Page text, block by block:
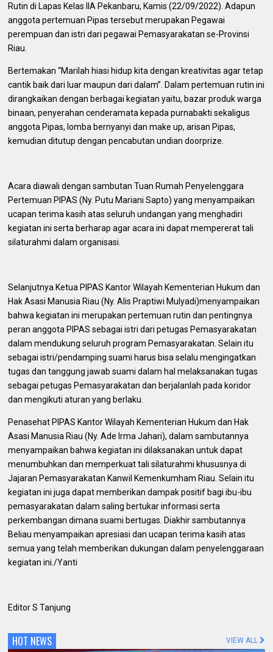
Rutin di Lapas Kelas IIA Pekanbaru, Kamis (22/09/2022). Adapun
anggota pertemuan Pipas tersebut merupakan Pegawai
perempuan dan istri dari pegawai Pemasyarakatan se-Provinsi
Riau.
Bertemakan “Marilah hiasi hidup kita dengan kreativitas agar tetap
cantik baik dari luar maupun dari dalam”. Dalam pertemuan rutin ini
dirangkaikan dengan berbagai kegiatan yaitu, bazar produk warga
binaan, penyerahan cenderamata kepada purnabakti sekaligus
anggota Pipas, lomba bernyanyi dan make up, arisan Pipas,
kemudian ditutup dengan pencabutan undian doorprize.
Acara diawali dengan sambutan Tuan Rumah Penyelenggara
Pertemuan PIPAS (Ny. Putu Mariani Sapto) yang menyampaikan
ucapan terima kasih atas seluruh undangan yang menghadiri
kegiatan ini serta berharap agar acara ini dapat mempererat tali
silaturahmi dalam organisasi.
Selanjutnya Ketua PIPAS Kantor Wilayah Kementerian Hukum dan
Hak Asasi Manusia Riau (Ny. Alis Praptiwi Mulyadi)menyampaikan
bahwa kegiatan ini merupakan pertemuan rutin dan pentingnya
peran anggota PIPAS sebagai istri dari petugas Pemasyarakatan
dalam mendukung seluruh program Pemasyarakatan. Selain itu
sebagai istri/pendamping suami harus bisa selalu mengingatkan
tugas dan tanggung jawab suami dalam hal melaksanakan tugas
sebagai petugas Pemasyarakatan dan berjalanlah pada koridor
dan mengikuti aturan yang berlaku.
Penasehat PIPAS Kantor Wilayah Kementerian Hukum dan Hak
Asasi Manusia Riau (Ny. Ade Irma Jahari), dalam sambutannya
menyampaikan bahwa kegiatan ini dilaksanakan untuk dapat
menumbuhkan dan memperkuat tali silaturahmi khususnya di
Jajaran Pemasyarakatan Kanwil Kemenkumham Riau. Selain itu
kegiatan ini juga dapat memberikan dampak positif bagi ibu-ibu
pemasyarakatan dalam saling bertukar informasi serta
perkembangan dimana suami bertugas. Diakhir sambutannya
Beliau menyampaikan apresiasi dan ucapan terima kasih atas
semua yang telah memberikan dukungan dalam penyelenggaraan
kegiatan ini./Yanti
Editor S Tanjung
HOT NEWS VIEW ALL